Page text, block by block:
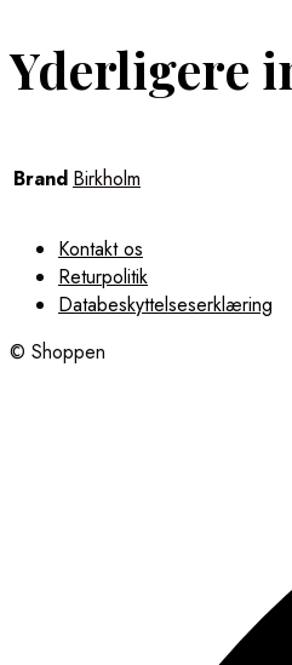
Yderligere
Brand Birkholm
Kontakt os
Returpolitik
Databeskyttelseserklæring
© Shoppen